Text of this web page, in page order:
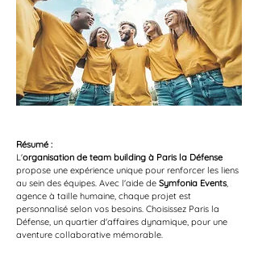
Résumé :
L'organisation de team building à Paris la Défense
propose une expérience unique pour renforcer les liens
au sein des équipes. Avec l'aide de Symfonia Events,
agence à taille humaine, chaque projet est
personnalisé selon vos besoins. Choisissez Paris la
Défense, un quartier d'affaires dynamique, pour une
aventure collaborative mémorable.